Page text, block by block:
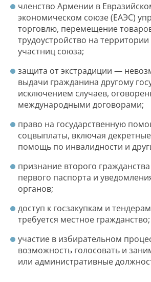
членство Армении в
экономическом союзе (ЕАЭС)
торговлю, перемещение
трудоустройство на территории
участниц союза;
защита от экстрадиции —
выдачи гражданина другому
исключением случаев,
международными договорами;
право на государственную
соцвыплаты, включая
помощь по инвалидности и
признание второго
первого паспорта и
органов;
доступ к госзакупкам и
требуется местное гражданство;
участие в избирательном
возможность голосовать и
или административные